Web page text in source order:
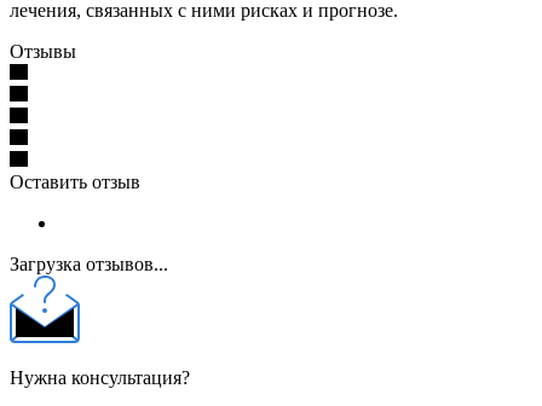
лечения, связанных с ними рисках и прогнозе.
Отзывы
Оставить отзыв
Загрузка отзывов...
Нужна консультация?